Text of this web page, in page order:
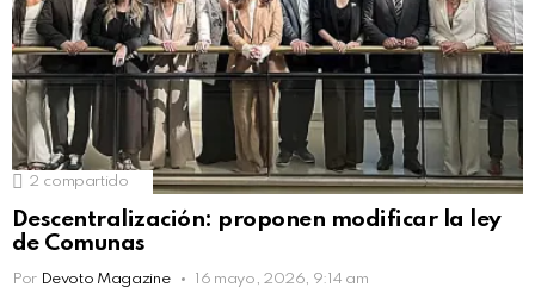
2 compartido
Descentralización: proponen modificar la ley
de Comunas
Por Devoto Magazine 16 mayo, 2026, 9:14 am